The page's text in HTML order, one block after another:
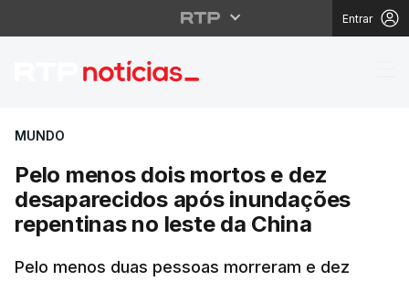
Entrar
Pelo menos dois
MUNDO
Pelo menos dois mortos e dez
desaparecidos após inundações
repentinas no leste da China
Pelo menos duas pessoas morreram e dez